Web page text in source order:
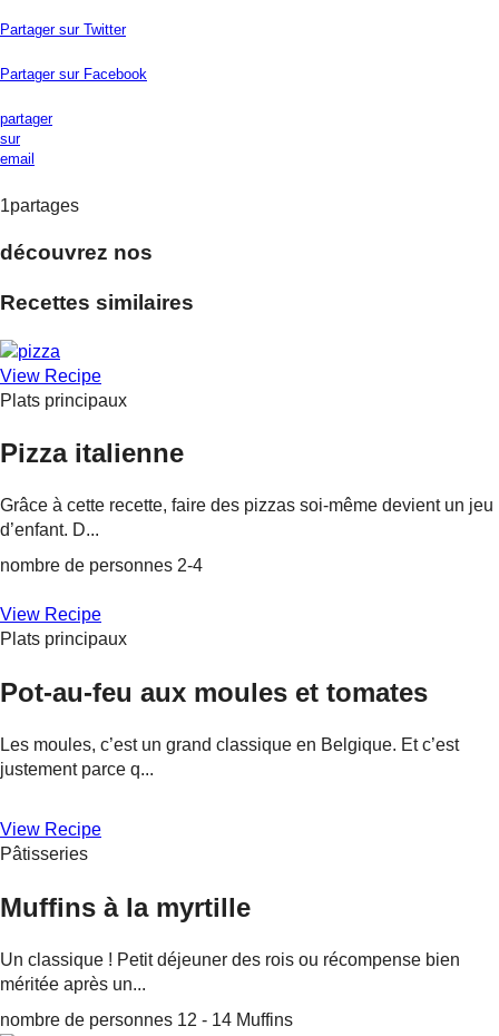
Partager sur Twitter
Partager sur Facebook
partager
sur
email
1partages
découvrez nos
Recettes similaires
View Recipe
Plats principaux
Pizza italienne
Grâce à cette recette, faire des pizzas soi-même devient un jeu
d’enfant. D...
nombre de personnes 2-4
View Recipe
Plats principaux
Pot-au-feu aux moules et tomates
Les moules, c’est un grand classique en Belgique. Et c’est
justement parce q...
View Recipe
Pâtisseries
Muffins à la myrtille
Un classique ! Petit déjeuner des rois ou récompense bien
méritée après un...
nombre de personnes 12 - 14 Muffins